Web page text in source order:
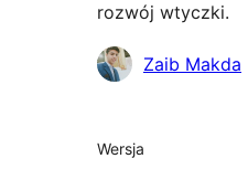
rozwój wtyczki.
Zaangażowani
Zaib Makda
Meta
Wersja